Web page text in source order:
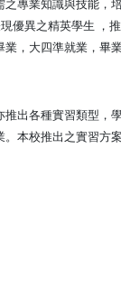
專業知識與技能
優異之精英學生 ，
，大四準就業，畢
出各種實習類型
本校推出之實習方